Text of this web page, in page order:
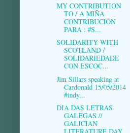
MY CONTRIBUTION
TO / A MIÑA
CONTRIBUCIÓN
PARA : #S...
SOLIDARITY WITH
SCOTLAND /
SOLIDARIEDADE
CON ESCOC...
Jim Sillars speaking at
Cardonald 15/05/2014
#indy...
DIA DAS LETRAS
GALEGAS //
GALICIAN